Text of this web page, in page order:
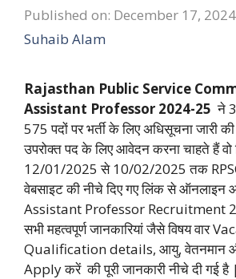
Published on: December 17, 2024
Suhaib Alam
Rajasthan Public Service
Assistant Professor 2024-25 ने
575 पदों पर भर्ती के लिए अधिसूचना जारी की
उपरोक्त पद के लिए आवेदन करना चाहते हैं वो
12/01/2025 से 10/02/2025 तक
वेबसाइट की नीचे दिए गए लिंक से
Assistant Professor Recruitment
सभी महत्वपूर्ण जानकारियां जैसे विषय वार
Qualification details, आयु, वेतनमान
Apply करें की पूरी जानकारी नीचे दी गई है |